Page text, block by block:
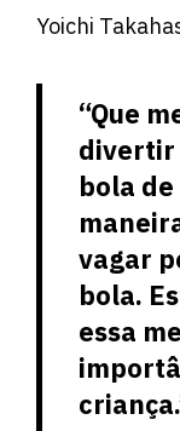
Yoichi
“Que
divertir
bola
vagar
bola.
essa